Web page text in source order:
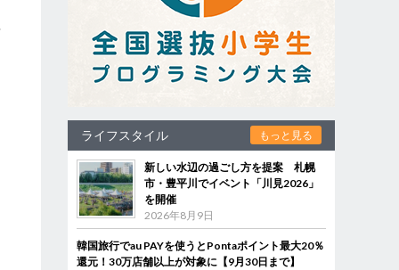
ライフスタイル もっと見る
新しい水辺の過ごし方を提案 札幌
市・豊平川でイベント「川見2026」
を開催
2026年8月9日
韓国旅行でau PAYを使うとPontaポイント最大20％
還元！30万店舗以上が対象に【9月30日まで】